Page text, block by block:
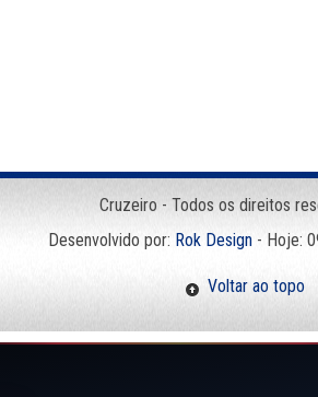
Cruzeiro - Todos os direitos
Desenvolvido por: Rok Design- Hoje:
Voltar ao topo